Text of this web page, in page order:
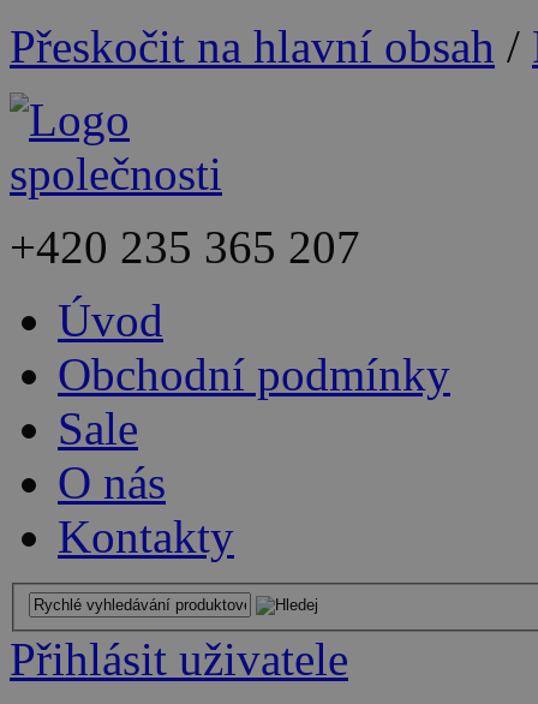
Přeskočit na hlavní obsah /
+420 235 365 207
Úvod
Obchodní podmínky
Sale
O nás
Kontakty
Přihlásit uživatele